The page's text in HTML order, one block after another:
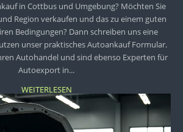
in Cottbus und Umgebung? Möchten Sie
Region verkaufen und das zu einem guten
Bedingungen? Dann schreiben uns eine
unser praktisches Autoankauf Formular.
Autohandel und sind ebenso Experten für
Autoexport in...
WEITERLESEN